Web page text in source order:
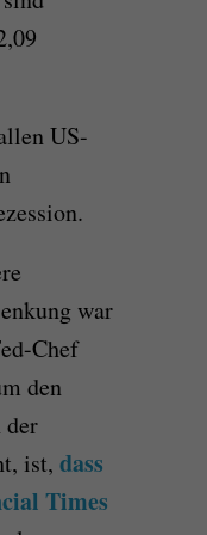
US-
war
Chef
den
der
ist, dass
Times